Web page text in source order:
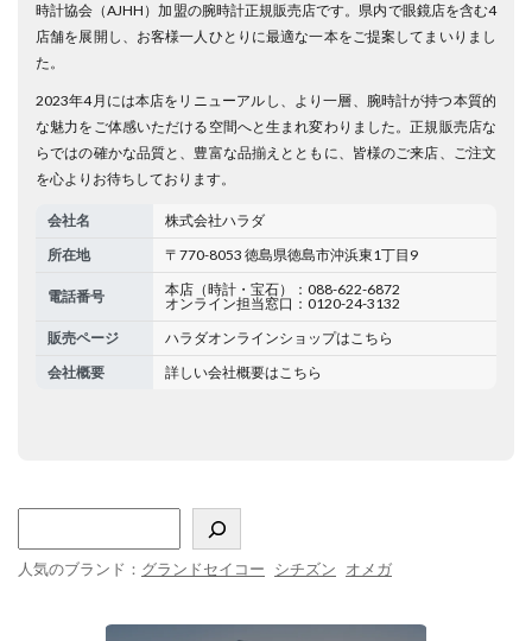
時計協会（AJHH）加盟の腕時計正規販売店です。県内で眼鏡店を含む4
店舗を展開し、お客様一人ひとりに最適な一本をご提案してまいりまし
た。
2023年4月には本店をリニューアルし、より一層、腕時計が持つ本質的
な魅力をご体感いただける空間へと生まれ変わりました。正規販売店な
らではの確かな品質と、豊富な品揃えとともに、皆様のご来店、ご注文
を心よりお待ちしております。
会社名
株式会社ハラダ
所在地
〒770-8053 徳島県徳島市沖浜東1丁目9
電話番号
本店（時計・宝石）：088-622-6872
オンライン担当窓口：0120-24-3132
販売ページ
ハラダオンラインショップはこちら
会社概要
詳しい会社概要はこちら
人気のブランド： グランドセイコー シチズン オメガ